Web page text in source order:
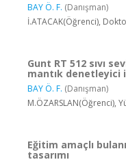
BAY Ö. F. (Danışman)
İ.ATACAK(Öğrenci),
Gunt RT 512 sıvı
mantık denetleyici
BAY Ö. F. (Danışman)
M.ÖZARSLAN(Öğrenci),
Eğitim amaçlı
tasarımı